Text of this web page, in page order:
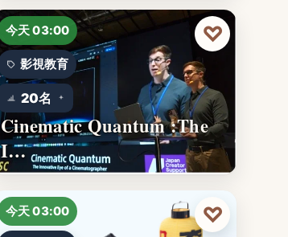
今天 03:00
影視教育
20名
Cinematic Quantum :The
I…
♡
今天 03:00 ♡